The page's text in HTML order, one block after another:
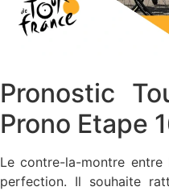
Pronostic
Prono Etape
Le contre-la-montre
perfection. Il souhaite